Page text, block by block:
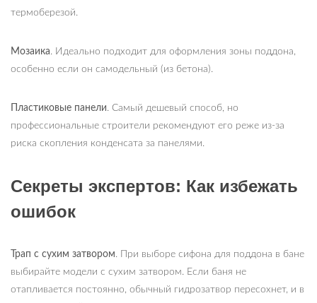
термоберезой.
Мозаика. Идеально подходит для оформления зоны поддона,
особенно если он самодельный (из бетона).
Пластиковые панели. Самый дешевый способ, но
профессиональные строители рекомендуют его реже из-за
риска скопления конденсата за панелями.
Секреты экспертов: Как избежать
ошибок
Трап с сухим затвором. При выборе сифона для поддона в бане
выбирайте модели с сухим затвором. Если баня не
отапливается постоянно, обычный гидрозатвор пересохнет, и в